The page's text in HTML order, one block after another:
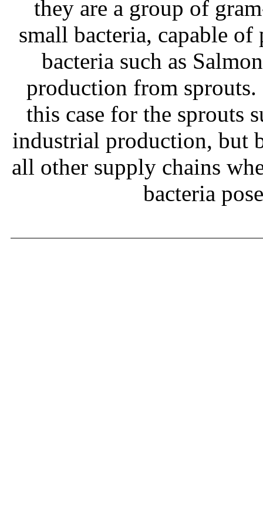
they are a group of
small bacteria, capable
bacteria such as
production from
this case for the sprouts
industrial production, but
all other supply chains
bacteria